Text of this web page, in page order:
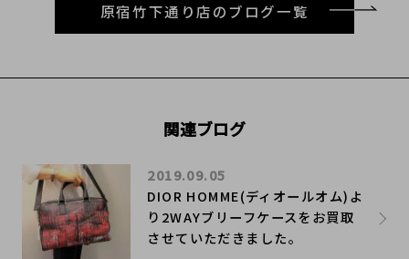
原宿竹下通り店のブログ一覧
関連ブログ
DIOR HOMME(ディオールオム)よ
り2WAYブリーフケースをお買取
させていただきました。
2019.09.05